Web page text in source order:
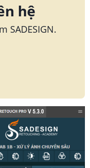
hệ
SADESIGN.